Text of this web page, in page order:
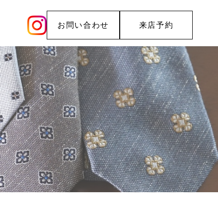
お問い合わせ 来店予約